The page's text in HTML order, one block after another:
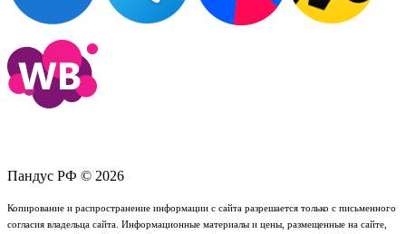
Пандус РФ © 2026
Копирование и распространение информации с сайта разрешается только с письменного
согласия владельца сайта. Информационные материалы и цены, размещенные на сайте,